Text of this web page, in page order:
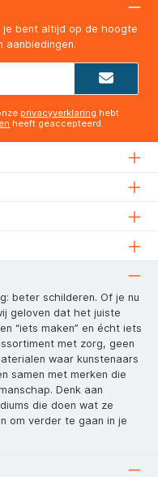
je bent altijd op de hoogte
aanbiedingen.
privacyverklaring hebt
heeft geaccepteerd.
beter schilderen. Of je nu
geloven dat het juiste
“iets maken” en écht iets
met zorg, geen
waar kunstenaars
samen met merken die
Denk aan
die doen wat ze
om verder te gaan in je